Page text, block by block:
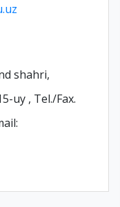
shahri,
uy , Tel./Fax.